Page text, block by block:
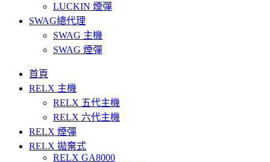
LUCKIN 煙彈
SWAG總代理
SWAG 主機
SWAG 煙彈
首頁
RELX 主機
RELX 五代主機
RELX 六代主機
RELX 煙彈
RELX 拋棄式
RELX GA8000